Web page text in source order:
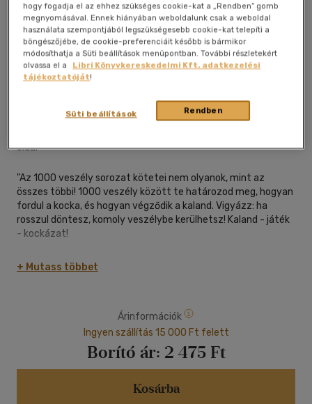
Kívánságlistához adom
oldal
"Az 1000 veszély sorozat kötetei nem olyanok, mint az
összes többi! 1000 veszély között te határozod meg, hogyan
fordul a kocka, és hogyan végződik a kaland. Vigyázz: ha
rosszul döntesz, komoly veszélybe kerülhetsz! Kaland - játék
- kockázat!
Sokan azt gondolják, hogy egy mobil csak telefonálásra jó.
Hát a tiéd semmiképpen sem! De nem könnyű dolog
lefilmezel a mobiloddal egy veszélyes bűnözőkből álló
+ Mutass többet
Árinformációk
Ingyen szállítás 15 000 Ft felett
Borító ár: 2 475 Ft
Kosárba
hogy fogadja el az ehhez szükséges cookie-kat a „Rendben” gomb
megnyomásával. Ennek hiányában weboldalunk csak a weboldal
használata szempontjából legszükségesebb cookie-kat telepíti a
böngészőjébe, de cookie-preferenciáit később is bármikor
módosíthatja a Süti beállítások menüpontban. További részletekért
olvassa el a
Libri Könyvkereskedelmi Kft. adatkezelési
tájékoztatóját!
Rendben
Süti beállítások